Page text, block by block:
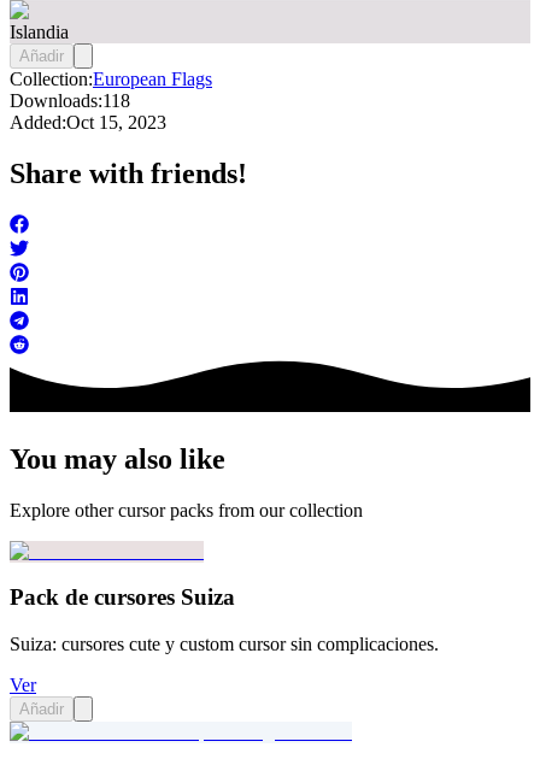
Islandia
Añadir
Collection:European Flags
Downloads:118
Added:Oct 15, 2023
Share with friends!
You may also like
Explore other cursor packs from our collection
Pack de cursores Suiza
Suiza: cursores cute y custom cursor sin complicaciones.
Ver
Añadir